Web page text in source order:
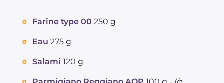
Farine type 00 250 g
Eau 275 g
Salami 120 g
Parmigiano Reggiano AOP 100 g - (à